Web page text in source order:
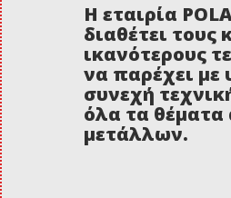
Η εταιρία
διαθέτει τους
ικανότερους
να παρέχει με
συνεχή
όλα τα θέματα
μετάλλων.